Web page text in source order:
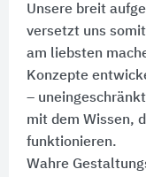
Unsere breit
versetzt uns
am liebsten
Konzepte
–
mit dem Wissen,
funktionieren.
Wahre